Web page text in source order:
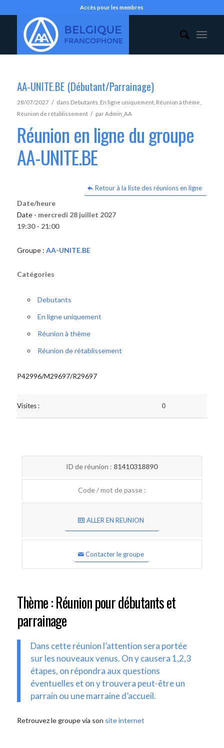
Accès pour les membres
AA-UNITE.BE (Débutant/Parrainage)
28/07/2027 / dans Debutants En ligne uniquement, Réunion à thème
Réunion de rétablissement / parAdmin_AA
Réunion en ligne du groupe
AA-UNITE.BE
Retour à la liste des réunions en ligne
Date/heure
Date - mercredi 28 juillet 2027
19:30 - 21:00
Groupe : AA-UNITE.BE
Catégories
Debutants
En ligne uniquement
Réunion à thème
Réunion de rétablissement
P42996/M29697/R29697
Visites : 0
ID de réunion : 81410318890
Code / mot de passe :
ALLER EN REUNION
Contacter le groupe
Thème : Réunion pour débutants et
parrainage
Dans cette réunion l’attention sera portée
sur les nouveaux venus. On y causera 1,2,3
étapes, on répondra aux questions
éventuelles et on y trouvera peut-être un
parrain ou une marraine d’accueil.
Retrouvez le groupe via son site internet